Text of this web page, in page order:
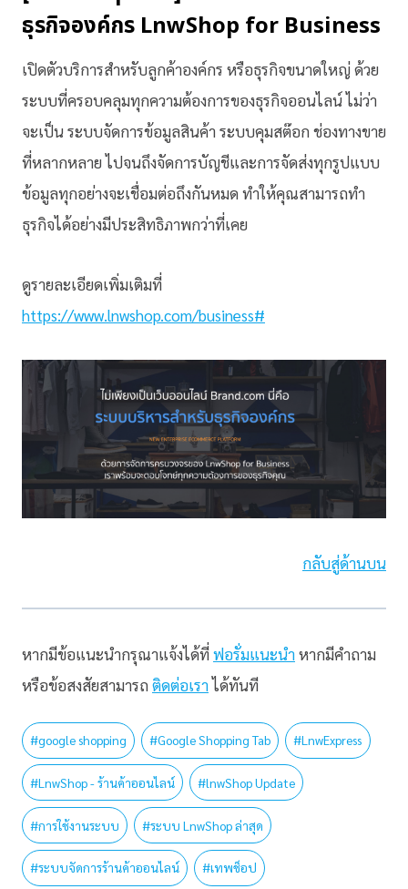
ธุรกิจองค์กร LnwShop for Business
เปิดตัวบริการสำหรับลูกค้าองค์กร หรือธุรกิจขนาดใหญ่ ด้วย
ระบบที่ครอบคลุมทุกความต้องการของธุรกิจออนไลน์ ไม่ว่า
จะเป็น ระบบจัดการข้อมูลสินค้า ระบบคุมสต๊อก ช่องทางขาย
ที่หลากหลาย ไปจนถึงจัดการบัญชีและการจัดส่งทุกรูปแบบ
ข้อมูลทุกอย่างจะเชื่อมต่อถึงกันหมด ทำให้คุณสามารถทำ
ธุรกิจได้อย่างมีประสิทธิภาพกว่าที่เคย
ดูรายละเอียดเพิ่มเติมที่
https://www.lnwshop.com/business#
กลับสู่ด้านบน
หากมีข้อแนะนำกรุณาแจ้งได้ที่ฟอรั่มแนะนำหากมีคำถาม
หรือข้อสงสัยสามารถ ติดต่อเราได้ทันที
#google shopping #Google Shopping Tab #LnwExpress
#LnwShop - ร้านค้าออนไลน์ #lnwShop Update
#การใช้งานระบบ #ระบบ LnwShop ล่าสุด
#ระบบจัดการร้านค้าออนไลน์ #เทพช็อป